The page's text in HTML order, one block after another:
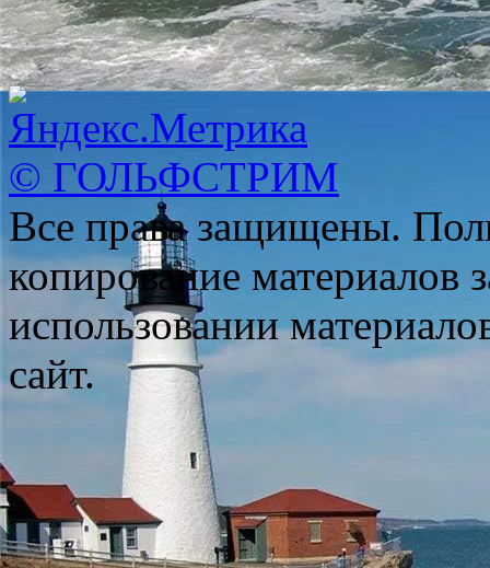
© ГОЛЬФСТРИМ
Все права защищены.
копирование материалов
использовании
сайт.